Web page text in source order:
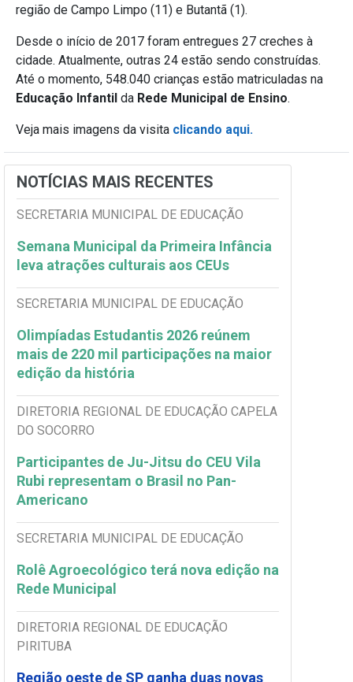
região de Campo Limpo (11) e Butantã (1).
Desde o início de 2017 foram entregues 27 creches à
cidade. Atualmente, outras 24 estão sendo construídas.
Até o momento, 548.040 crianças estão matriculadas na
Educação Infantil da Rede Municipal de Ensino.
Veja mais imagens da visita clicando aqui.
NOTÍCIAS MAIS RECENTES
SECRETARIA MUNICIPAL DE EDUCAÇÃO
Semana Municipal da Primeira Infância
leva atrações culturais aos CEUs
SECRETARIA MUNICIPAL DE EDUCAÇÃO
Olimpíadas Estudantis 2026 reúnem
mais de 220 mil participações na maior
edição da história
DIRETORIA REGIONAL DE EDUCAÇÃO CAPELA
DO SOCORRO
Participantes de Ju-Jitsu do CEU Vila
Rubi representam o Brasil no Pan-
Americano
SECRETARIA MUNICIPAL DE EDUCAÇÃO
Rolê Agroecológico terá nova edição na
Rede Municipal
DIRETORIA REGIONAL DE EDUCAÇÃO
PIRITUBA
Região oeste de SP ganha duas novas